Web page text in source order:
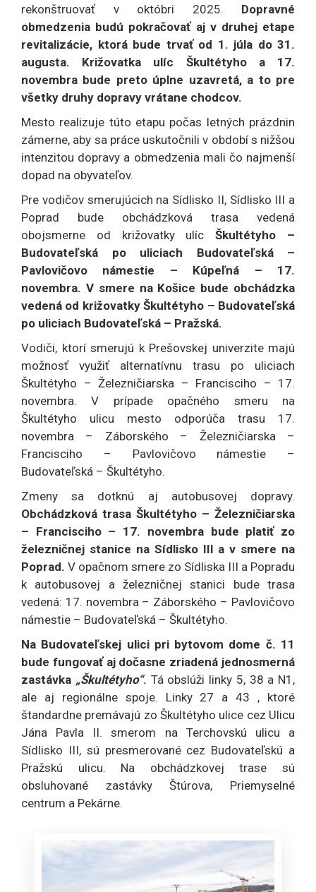
rekonštruovať v októbri 2025. Dopravné
obmedzenia budú pokračovať aj v druhej etape
revitalizácie, ktorá bude trvať od 1. júla do 31.
augusta. Križovatka ulíc Škultétyho a 17.
novembra bude preto úplne uzavretá, a to pre
všetky druhy dopravy vrátane chodcov.
Mesto realizuje túto etapu počas letných prázdnin
zámerne, aby sa práce uskutočnili v období s nižšou
intenzitou dopravy a obmedzenia mali čo najmenší
dopad na obyvateľov.
Pre vodičov smerujúcich na Sídlisko II, Sídlisko III a
Poprad bude obchádzková trasa vedená
obojsmerne od križovatky ulícŠkultétyho –
Budovateľská po uliciach Budovateľská –
Pavlovičovo námestie – Kúpeľná – 17.
novembra. V smere na Košice bude obchádzka
vedená od križovatky Škultétyho – Budovateľská
po uliciach Budovateľská – Pražská.
Vodiči, ktorí smerujú k Prešovskej univerzite majú
možnosť využiť alternatívnu trasu po uliciach
Škultétyho – Železničiarska – Francisciho – 17.
novembra. V prípade opačného smeru na
Škultétyho ulicu mesto odporúča trasu 17.
novembra – Záborského – Železničiarska –
Francisciho – Pavlovičovo námestie –
Budovateľská – Škultétyho.
Zmeny sa dotknú aj autobusovej dopravy.
Obchádzková trasa Škultétyho – Železničiarska
– Francisciho – 17. novembra bude platiť zo
železničnej stanice na Sídlisko III a v smere na
Poprad. V opačnom smere zo Sídliska III a Popradu
k autobusovej a železničnej stanici bude trasa
vedená: 17. novembra – Záborského – Pavlovičovo
námestie – Budovateľská – Škultétyho.
Na Budovateľskej ulici pri bytovom dome č. 11
bude fungovať aj dočasne zriadená jednosmerná
zastávka „Škultétyho“. Tá obslúži linky 5, 38 a N1,
ale aj regionálne spoje. Linky 27 a 43 , ktoré
štandardne premávajú zo Škultétyho ulice cez Ulicu
Jána Pavla II. smerom na Terchovskú ulicu a
Sídlisko III, sú presmerované cez Budovateľskú a
Pražskú ulicu. Na obchádzkovej trase sú
obsluhované zastávky Štúrova, Priemyselné
centrum a Pekárne.